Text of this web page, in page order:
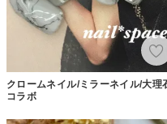
クロームネイル/ミラーネイル/大理
コラボ